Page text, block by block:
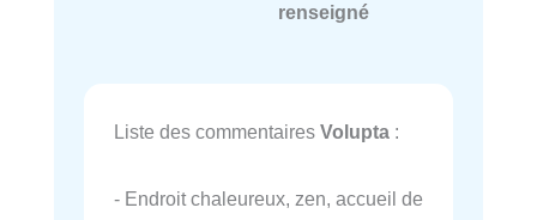
renseigné
Liste des commentaires Volupta :
- Endroit chaleureux, zen, accueil de